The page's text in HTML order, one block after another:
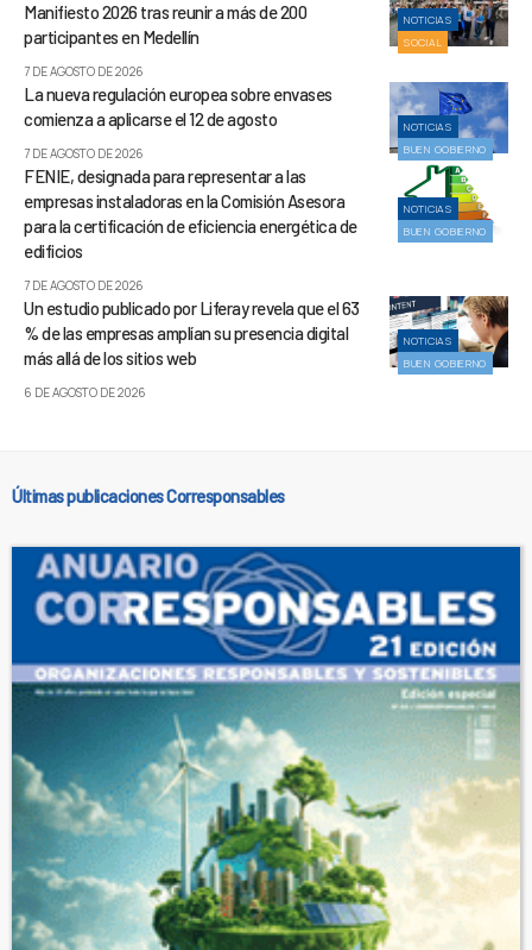
NOTICIAS
SOCIAL
Manifiesto 2026 tras reunir a más de 200
participantes en Medellín
7 DE AGOSTO DE 2026
NOTICIAS
BUEN GOBIERNO
La nueva regulación europea sobre envases
comienza a aplicarse el 12 de agosto
7 DE AGOSTO DE 2026
NOTICIAS
BUEN GOBIERNO
FENIE, designada para representar a las
empresas instaladoras en la Comisión Asesora
para la certificación de eficiencia energética de
edificios
7 DE AGOSTO DE 2026
NOTICIAS
BUEN GOBIERNO
Un estudio publicado por Liferay revela que el 63
% de las empresas amplían su presencia digital
más allá de los sitios web
6 DE AGOSTO DE 2026
Últimas publicaciones Corresponsables